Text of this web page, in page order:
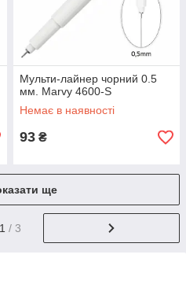
Мульти-лайнер чорний 0.5
мм. Marvy 4600-S
Немає в наявності
93 ₴
ще
1 / 3